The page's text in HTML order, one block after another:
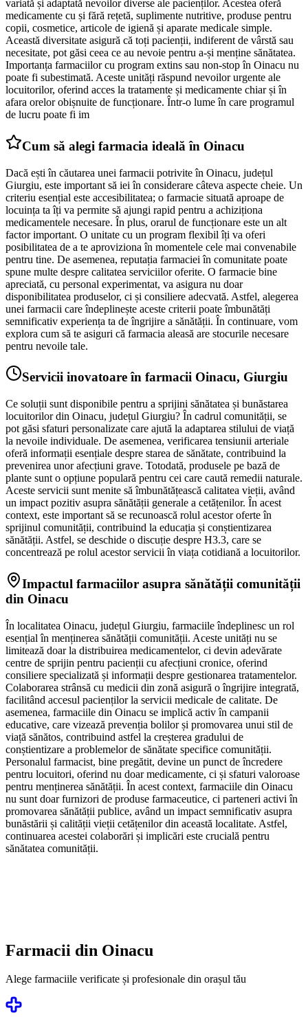
variată și adaptată nevoilor diverse ale pacienților. Acestea oferă
medicamente cu și fără rețetă, suplimente nutritive, produse pentru
copii, cosmetice, articole de igienă și aparate medicale simple.
Această diversitate asigură că toți pacienții, indiferent de vârstă sau
necesitate, pot găsi ceea ce au nevoie pentru a-și menține sănătatea.
Importanța farmaciilor cu program extins sau non-stop în Oinacu nu
poate fi subestimată. Aceste unități răspund nevoilor urgente ale
locuitorilor, oferind acces la tratamente și medicamente chiar și în
afara orelor obișnuite de funcționare. Într-o lume în care programul
de lucru poate fi im
Cum să alegi farmacia ideală în Oinacu
Dacă ești în căutarea unei farmacii potrivite în Oinacu, județul
Giurgiu, este important să iei în considerare câteva aspecte cheie. Un
criteriu esențial este accesibilitatea; o farmacie situată aproape de
locuința ta îți va permite să ajungi rapid pentru a achiziționa
medicamentele necesare. În plus, orarul de funcționare este un alt
factor important. O unitate cu un program flexibil îți va oferi
posibilitatea de a te aproviziona în momentele cele mai convenabile
pentru tine. De asemenea, reputația farmaciei în comunitate poate
spune multe despre calitatea serviciilor oferite. O farmacie bine
apreciată, cu personal experimentat, va asigura nu doar
disponibilitatea produselor, ci și consiliere adecvată. Astfel, alegerea
unei farmacii care îndeplinește aceste criterii poate îmbunătăți
semnificativ experiența ta de îngrijire a sănătății. În continuare, vom
explora cum să te asiguri că farmacia aleasă are stocurile necesare
pentru nevoile tale.
Servicii inovatoare în farmacii Oinacu, Giurgiu
Ce soluții sunt disponibile pentru a sprijini sănătatea și bunăstarea
locuitorilor din Oinacu, județul Giurgiu? În cadrul comunității, se
pot găsi sfaturi personalizate care ajută la adaptarea stilului de viață
la nevoile individuale. De asemenea, verificarea tensiunii arteriale
oferă informații esențiale despre starea de sănătate, contribuind la
prevenirea unor afecțiuni grave. Totodată, produsele pe bază de
plante sunt o opțiune populară pentru cei care caută remedii naturale.
Aceste servicii sunt menite să îmbunătățească calitatea vieții, având
un impact pozitiv asupra sănătății generale a cetățenilor. În acest
context, este important să se recunoască rolul acestor oferte în
sprijinul comunității, contribuind la educația și conștientizarea
sănătății. Astfel, se deschide o discuție despre H3.3, care se
concentrează pe rolul acestor servicii în viața cotidiană a locuitorilor.
Impactul farmaciilor asupra sănătății comunității
din Oinacu
În localitatea Oinacu, județul Giurgiu, farmaciile îndeplinesc un rol
esențial în menținerea sănătății comunității. Aceste unități nu se
limitează doar la distribuirea medicamentelor, ci devin adevărate
centre de sprijin pentru pacienții cu afecțiuni cronice, oferind
consiliere specializată și informații despre gestionarea tratamentelor.
Colaborarea strânsă cu medicii din zonă asigură o îngrijire integrată,
facilitând accesul pacienților la servicii medicale de calitate. De
asemenea, farmaciile din Oinacu se implică activ în campanii
educative, care vizează prevenția bolilor și promovarea unui stil de
viață sănătos, contribuind astfel la creșterea gradului de
conștientizare a problemelor de sănătate specifice comunității.
Personalul farmacist, bine pregătit, devine un punct de încredere
pentru locuitori, oferind nu doar medicamente, ci și sfaturi valoroase
pentru menținerea sănătății. În acest context, farmaciile din Oinacu
nu sunt doar furnizori de produse farmaceutice, ci parteneri activi în
promovarea sănătății publice, având un impact semnificativ asupra
bunăstării și calității vieții cetățenilor din această localitate. Astfel,
continuarea acestei colaborări și implicări este crucială pentru
sănătatea comunității.
Farmacii din Oinacu
Alege farmaciile verificate și profesionale din orașul tău